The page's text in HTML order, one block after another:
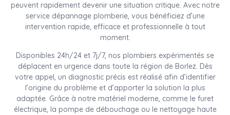
peuvent rapidement devenir une situation critique. Avec notre
service dépannage plomberie, vous bénéficiez d’une
intervention rapide, efficace et professionnelle à tout
moment.
Disponibles 24h/24 et 7j/7, nos plombiers expérimentés se
déplacent en urgence dans toute la région de Borlez. Dès
votre appel, un diagnostic précis est réalisé afin d’identifier
l’origine du problème et d’apporter la solution la plus
adaptée. Grâce à notre matériel moderne, comme le furet
électrique, la pompe de débouchage ou le nettoyage haute